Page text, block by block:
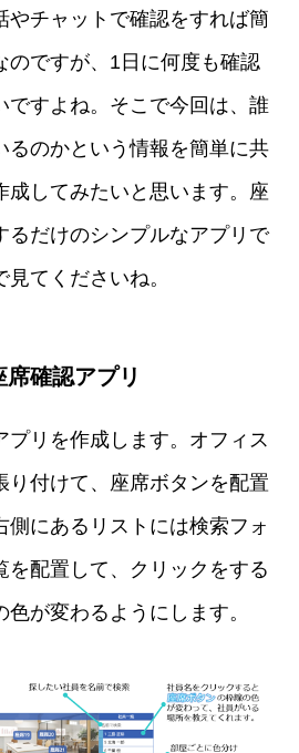
やチャットで確認をすれば簡
のですが、1日に何度も確認
ですよね。そこで今回は、誰
るのかという情報を簡単に共
成してみたいと思います。座
るだけのシンプルなアプリで
てくださいね。
確認アプリ
プリを作成します。オフィス
り付けて、座席ボタンを配置
側にあるリストには検索フォ
を配置して、クリックをする
が変わるようにします。